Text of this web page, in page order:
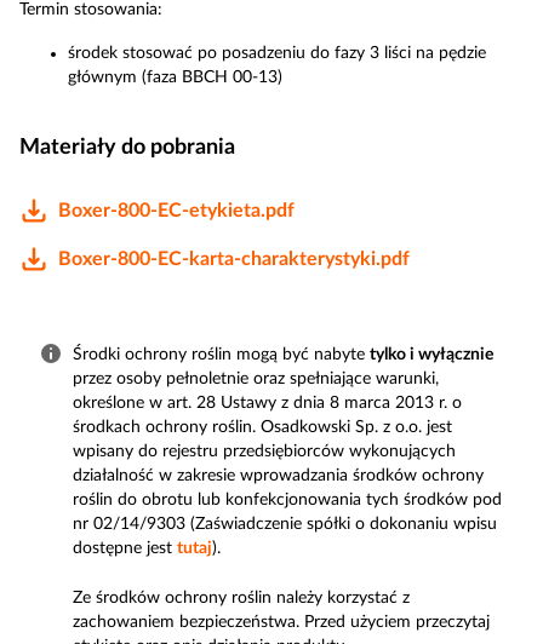
Termin stosowania:
środek stosować po posadzeniu do fazy 3 liści na pędzie
głównym (faza BBCH 00-13)
Materiały do pobrania
Boxer-800-EC-etykieta.pdf
Boxer-800-EC-karta-charakterystyki.pdf
Środki ochrony roślin mogą być nabyte tylko i wyłącznie
przez osoby pełnoletnie oraz spełniające warunki,
określone w art. 28 Ustawy z dnia 8 marca 2013 r. o
środkach ochrony roślin. Osadkowski Sp. z o.o. jest
wpisany do rejestru przedsiębiorców wykonujących
działalność w zakresie wprowadzania środków ochrony
roślin do obrotu lub konfekcjonowania tych środków pod
nr 02/14/9303 (Zaświadczenie spółki o dokonaniu wpisu
dostępne jest tutaj).
Ze środków ochrony roślin należy korzystać z
zachowaniem bezpieczeństwa. Przed użyciem przeczytaj